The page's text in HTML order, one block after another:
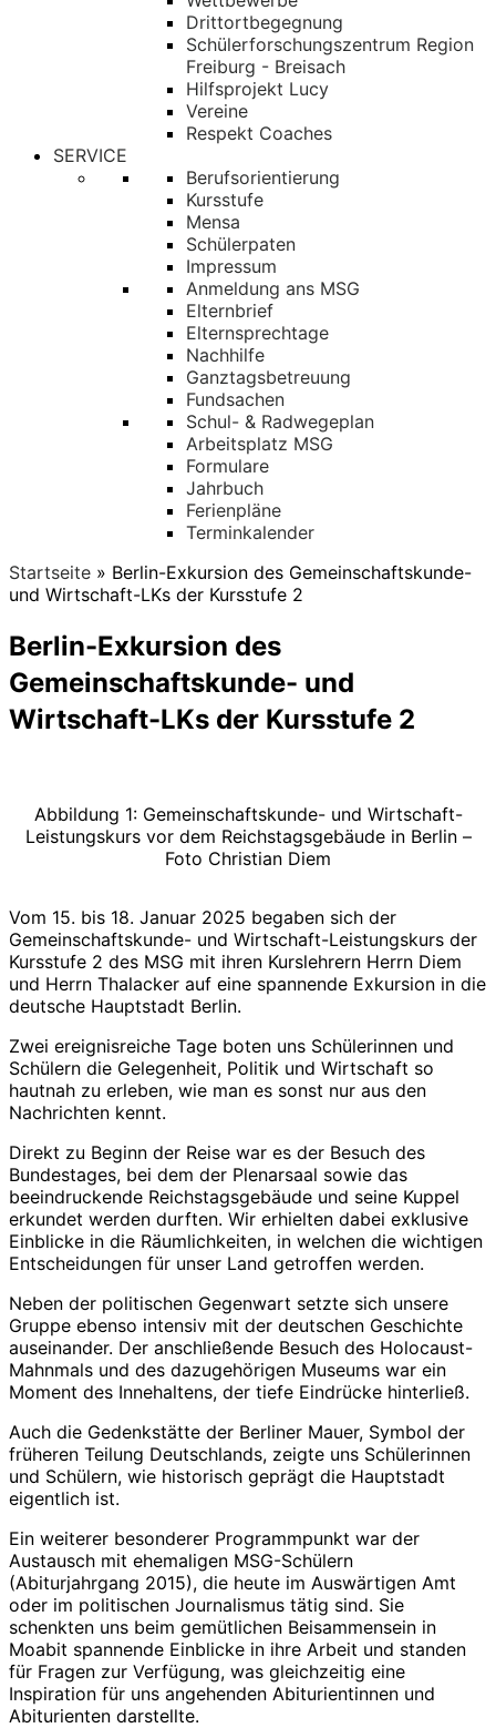
Drittortbegegnung
Schülerforschungszentrum Region
Freiburg - Breisach
Hilfsprojekt Lucy
Vereine
Respekt Coaches
SERVICE
Berufsorientierung
Kursstufe
Mensa
Schülerpaten
Impressum
Anmeldung ans MSG
Elternbrief
Elternsprechtage
Nachhilfe
Ganztagsbetreuung
Fundsachen
Schul- & Radwegeplan
Arbeitsplatz MSG
Formulare
Jahrbuch
Ferienpläne
Terminkalender
Startseite » Berlin-Exkursion des Gemeinschaftskunde-
und Wirtschaft-LKs der Kursstufe 2
Berlin-Exkursion des
Gemeinschaftskunde- und
Wirtschaft-LKs der Kursstufe 2
Abbildung 1: Gemeinschaftskunde- und Wirtschaft-
Leistungskurs vor dem Reichstagsgebäude in Berlin –
Foto Christian Diem
Vom 15. bis 18. Januar 2025 begaben sich der
Gemeinschaftskunde- und Wirtschaft-Leistungskurs der
Kursstufe 2 des MSG mit ihren Kurslehrern Herrn Diem
und Herrn Thalacker auf eine spannende Exkursion in die
deutsche Hauptstadt Berlin.
Zwei ereignisreiche Tage boten uns Schülerinnen und
Schülern die Gelegenheit, Politik und Wirtschaft so
hautnah zu erleben, wie man es sonst nur aus den
Nachrichten kennt.
Direkt zu Beginn der Reise war es der Besuch des
Bundestages, bei dem der Plenarsaal sowie das
beeindruckende Reichstagsgebäude und seine Kuppel
erkundet werden durften. Wir erhielten dabei exklusive
Einblicke in die Räumlichkeiten, in welchen die wichtigen
Entscheidungen für unser Land getroffen werden.
Neben der politischen Gegenwart setzte sich unsere
Gruppe ebenso intensiv mit der deutschen Geschichte
auseinander. Der anschließende Besuch des Holocaust-
Mahnmals und des dazugehörigen Museums war ein
Moment des Innehaltens, der tiefe Eindrücke hinterließ.
Auch die Gedenkstätte der Berliner Mauer, Symbol der
früheren Teilung Deutschlands, zeigte uns Schülerinnen
und Schülern, wie historisch geprägt die Hauptstadt
eigentlich ist.
Ein weiterer besonderer Programmpunkt war der
Austausch mit ehemaligen MSG-Schülern
(Abiturjahrgang 2015), die heute im Auswärtigen Amt
oder im politischen Journalismus tätig sind. Sie
schenkten uns beim gemütlichen Beisammensein in
Moabit spannende Einblicke in ihre Arbeit und standen
für Fragen zur Verfügung, was gleichzeitig eine
Inspiration für uns angehenden Abiturientinnen und
Abiturienten darstellte.